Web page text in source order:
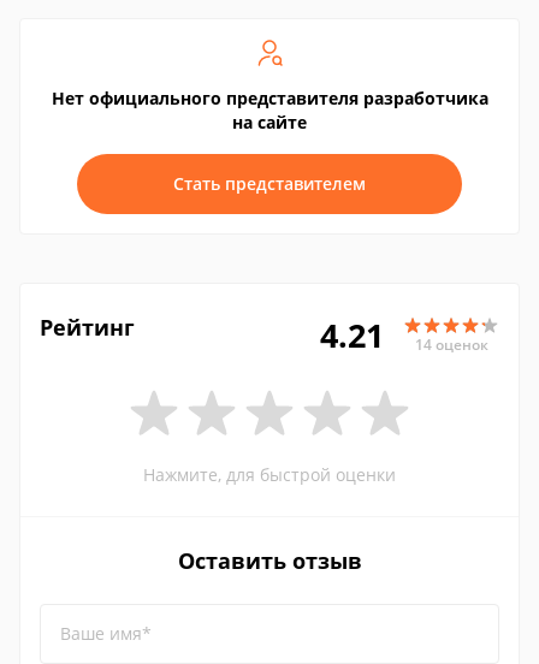
Нет официального представителя разработчика
на сайте
Стать представителем
Рейтинг 4.21 14 оценок
Нажмите, для быстрой оценки
Оставить отзыв
Ваше имя*